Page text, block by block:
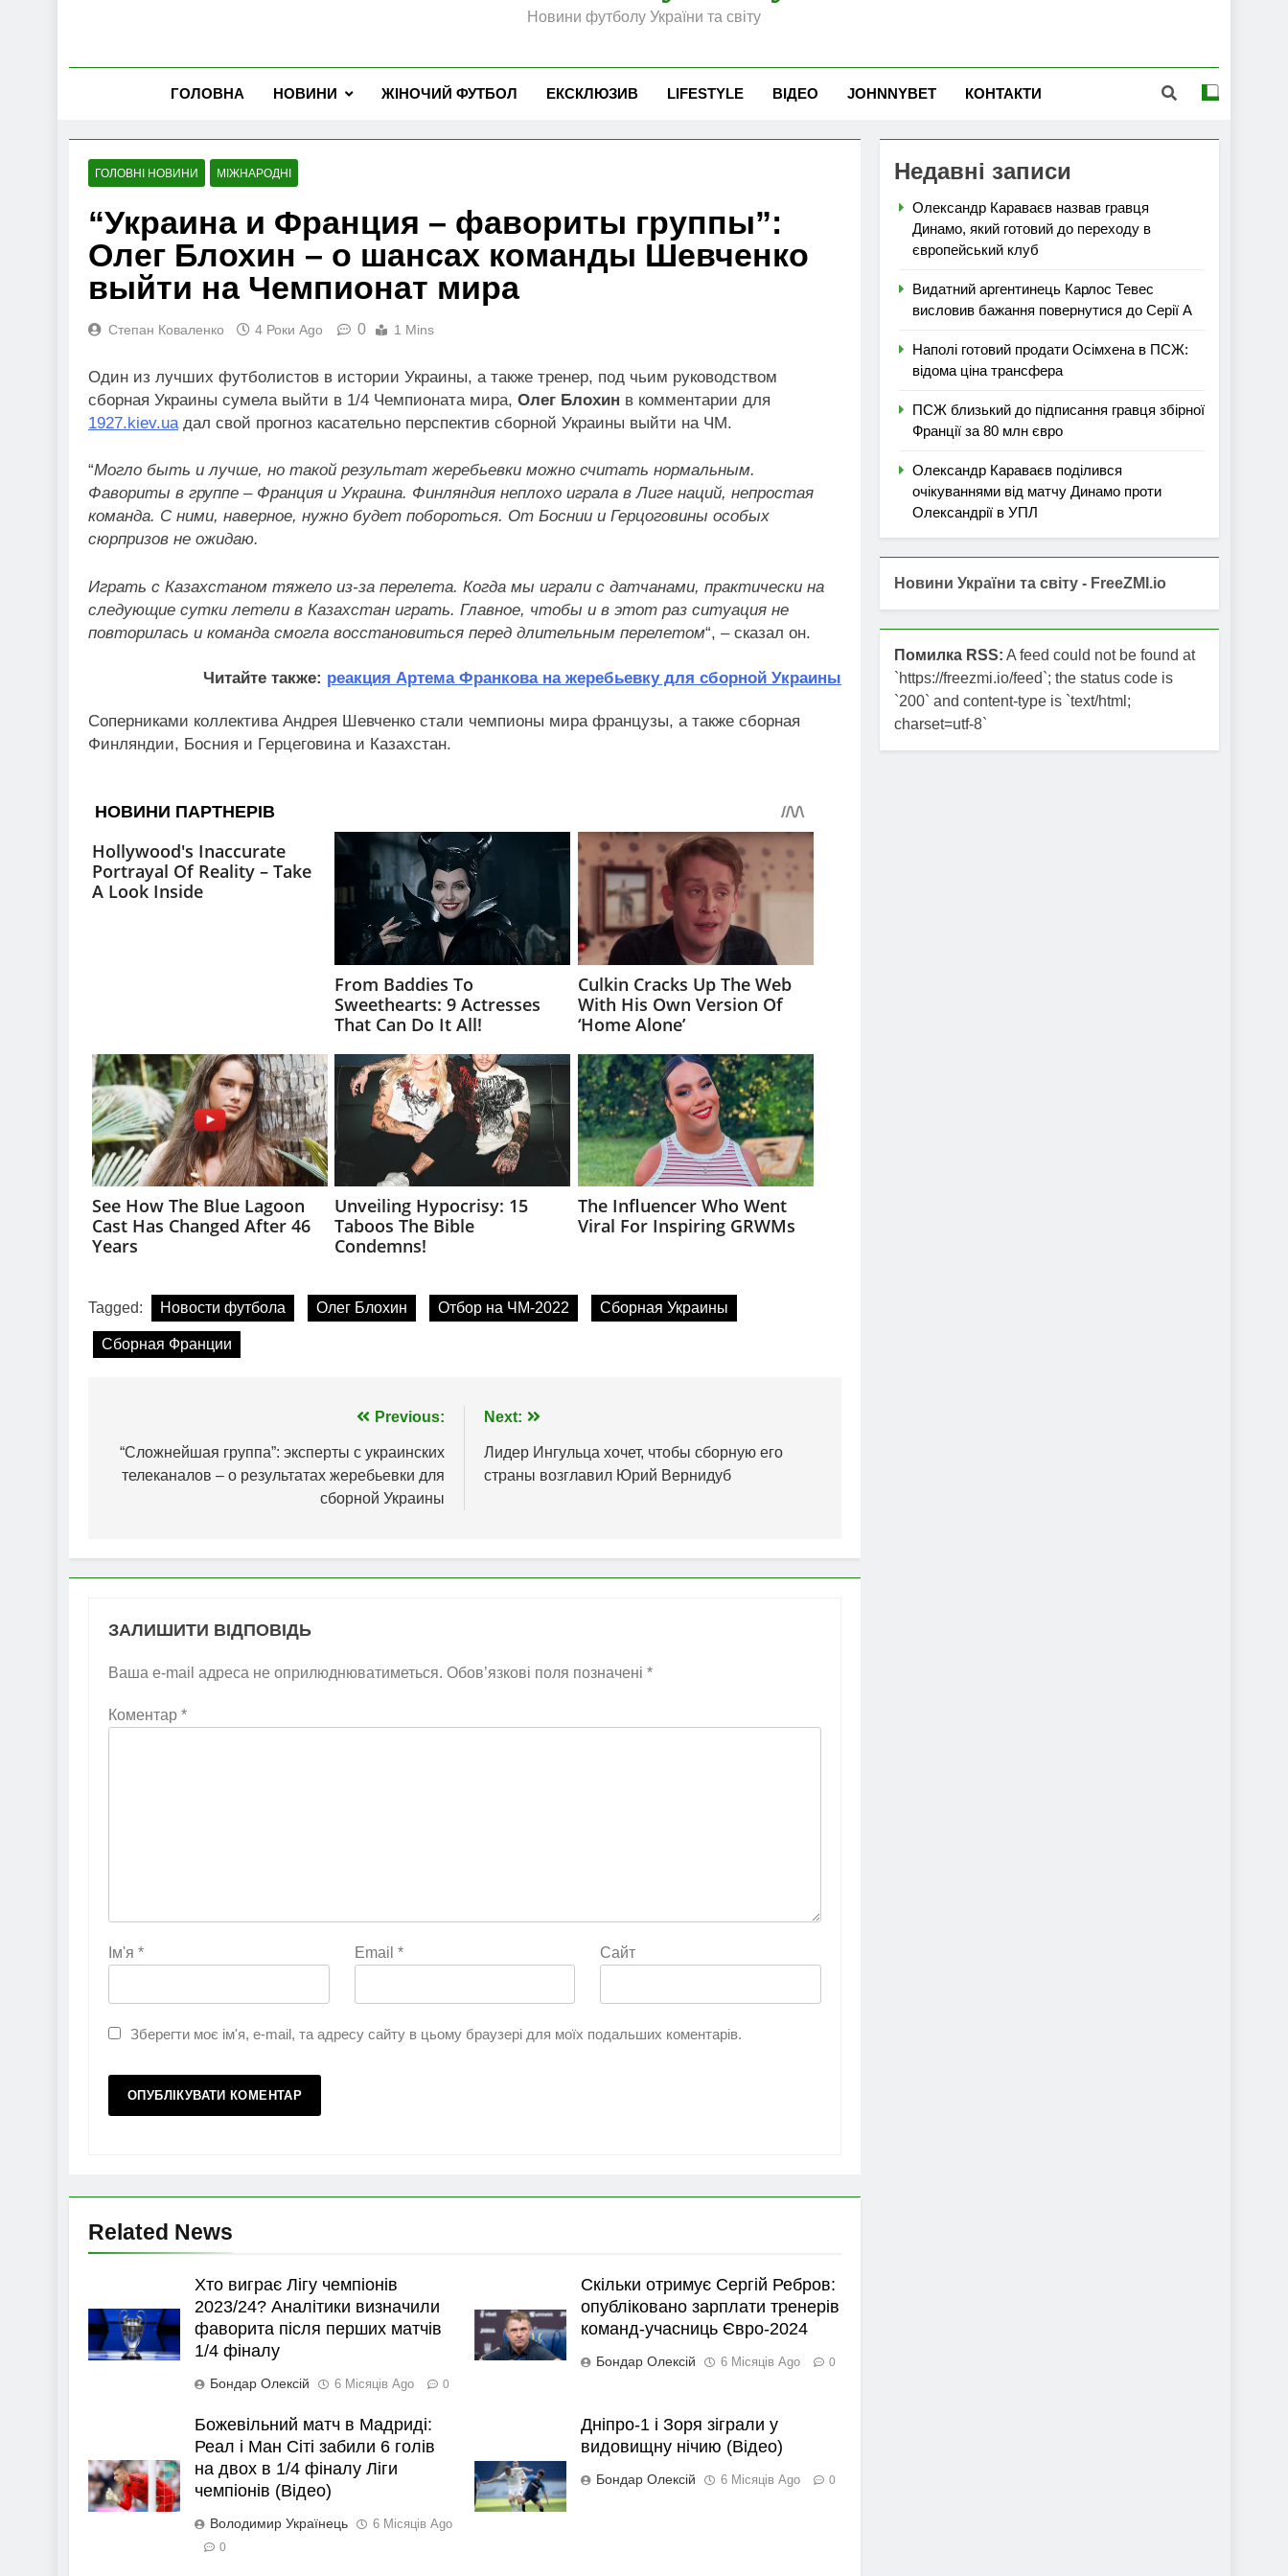
Новини футболу України та світу
ГОЛОВНА НОВИНИ ЖІНОЧИЙ ФУТБОЛ ЕКСКЛЮЗИВ LIFESTYLE ВІДЕО JOHNNYBET КОНТАКТИ
ГОЛОВНІ НОВИНИ МІЖНАРОДНІ
“Украина и Франция – фавориты группы”:
Олег Блохин – о шансах команды Шевченко
выйти на Чемпионат мира
Степан Коваленко 4 Роки Ago 0 1 Mins
Один из лучших футболистов в истории Украины, а также тренер, под чьим руководством
сборная Украины сумела выйти в 1/4 Чемпионата мира, Олег Блохин в комментарии для
1927.kiev.ua дал свой прогноз касательно перспектив сборной Украины выйти на ЧМ.
“Могло быть и лучше, но такой результат жеребьевки можно считать нормальным.
Фавориты в группе – Франция и Украина. Финляндия неплохо играла в Лиге наций, непростая
команда. С ними, наверное, нужно будет побороться. От Боснии и Герцоговины особых
сюрпризов не ожидаю.
Играть с Казахстаном тяжело из-за перелета. Когда мы играли с датчанами, практически на
следующие сутки летели в Казахстан играть. Главное, чтобы и в этот раз ситуация не
повторилась и команда смогла восстановиться перед длительным перелетом“, – сказал он.
Читайте также: реакция Артема Франкова на жеребьевку для сборной Украины
Соперниками коллектива Андрея Шевченко стали чемпионы мира французы, а также сборная
Финляндии, Босния и Герцеговина и Казахстан.
Tagged: Новости футбола Олег Блохин Отбор на ЧМ-2022 Сборная Украины
Сборная Франции
записів
Previous:
“Сложнейшая группа”: эксперты с украинских
телеканалов – о результатах жеребьевки для
сборной Украины
Next:
Лидер Ингульца хочет, чтобы сборную его
страны возглавил Юрий Вернидуб
ЗАЛИШИТИ ВІДПОВІДЬ
Ваша e-mail адреса не оприлюднюватиметься. Обов’язкові поля позначені *
Коментар *
Ім'я * Email * Сайт
Зберегти моє ім'я, e-mail, та адресу сайту в цьому браузері для моїх подальших коментарів.
Related News
Хто виграє Лігу чемпіонів
2023/24? Аналітики визначили
фаворита після перших матчів
1/4 фіналу
Бондар Олексій 6 Місяців Ago 0
Скільки отримує Сергій Ребров:
опубліковано зарплати тренерів
команд-учасниць Євро-2024
Бондар Олексій 6 Місяців Ago 0
Божевільний матч в Мадриді:
Реал і Ман Сіті забили 6 голів
на двох в 1/4 фіналу Ліги
чемпіонів (Відео)
Володимир Українець 6 Місяців Ago
0
Дніпро-1 і Зоря зіграли у
видовищну нічию (Відео)
Бондар Олексій 6 Місяців Ago 0
Недавні записи
Олександр Караваєв назвав гравця
Динамо, який готовий до переходу в
європейський клуб
Видатний аргентинець Карлос Тевес
висловив бажання повернутися до Серії А
Наполі готовий продати Осімхена в ПСЖ:
відома ціна трансфера
ПСЖ близький до підписання гравця збірної
Франції за 80 млн євро
Олександр Караваєв поділився
очікуваннями від матчу Динамо проти
Олександрії в УПЛ
Новини України та світу - FreeZMI.io
Помилка RSS: A feed could not be found at
`https://freezmi.io/feed`; the status code is
`200` and content-type is `text/html;
charset=utf-8`